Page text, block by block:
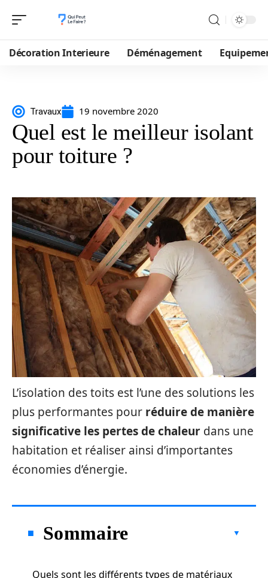
Décoration Interieure Déménagement
Travaux 19 novembre 2020
Quel est le meilleur isolant
pour toiture ?
L’isolation des toits est l’une des solutions les
plus performantes pour réduire de manière
significative les pertes de chaleur dans une
habitation et réaliser ainsi d’importantes
économies d’énergie.
Sommaire
Quels sont les différents types de matériaux